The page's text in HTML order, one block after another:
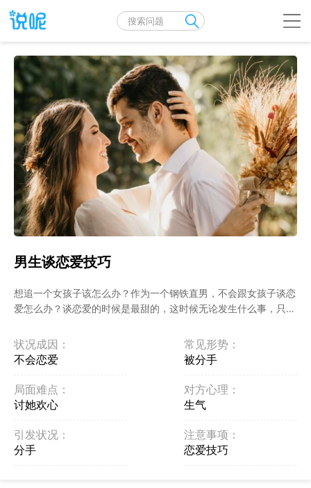
男生谈恋爱技巧
想追一个女孩子该怎么办？作为一个钢铁直男，不会跟女孩子谈恋
爱怎么办？谈恋爱的时候是最甜的，这时候无论发生什么事，只要
已经无所谓了，那你可能就错了。 ...
状况成因：
不会恋爱
常见形势：
被分手
局面难点：
讨她欢心
对方心理：
生气
引发状况：
分手
注意事项：
恋爱技巧